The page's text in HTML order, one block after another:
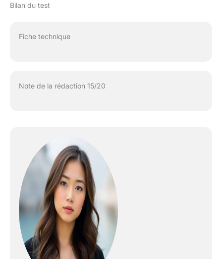
Bilan du test
Fiche technique
Note de la rédaction 15/20